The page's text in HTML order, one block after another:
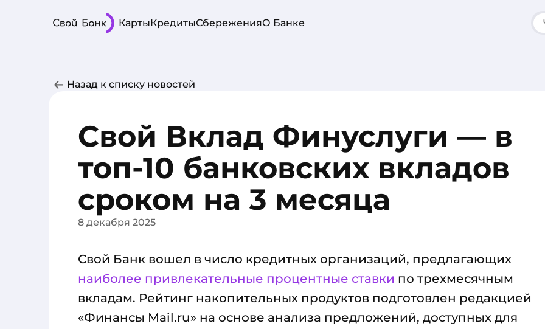
КартыКредитыСбереженияО Банке
Назад к списку новостей
Свой Вклад Финуслуги — в
топ-10 банковских вкладов
сроком на 3 месяца
8 декабря 2025
Свой Банк вошел в число кредитных организаций, предлагающих
наиболее привлекательные процентные ставки по трехмесячным
вкладам. Рейтинг накопительных продуктов подготовлен редакцией
«Финансы Mail.ru» на основе анализа предложений, доступных для